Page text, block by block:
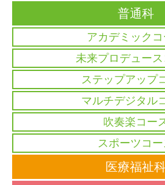
普通科
アカデミックコ
未来プロデュース
ステップアップ
マルチデジタル
吹奏楽コー
スポーツコー
医療福祉